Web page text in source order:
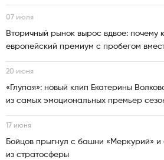
07 июля
Вторичный рынок вырос вдвое: почему
европейский премиум с пробегом
20 июня
«Глупая»: новый клип Екатерины
из самых эмоциональных премьер
17 июня
Бойцов прыгнул с башни «Меркурий»
из стратосферы